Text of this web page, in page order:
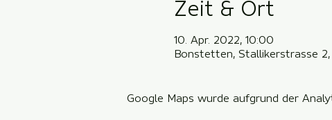
Zeit & Ort
10. Apr. 2022, 10:00
Bonstetten, Stallikerstrasse
Google Maps wurde aufgrund der